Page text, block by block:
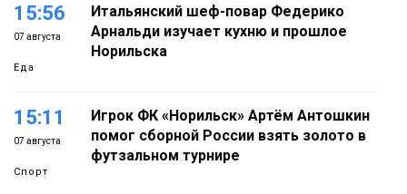
15:56
07 августа
Еда
Итальянский шеф-повар Федерико
Арнальди изучает кухню и прошлое
Норильска
15:11
07 августа
Спорт
Игрок ФК «Норильск» Артём Антошкин
помог сборной России взять золото в
футзальном турнире